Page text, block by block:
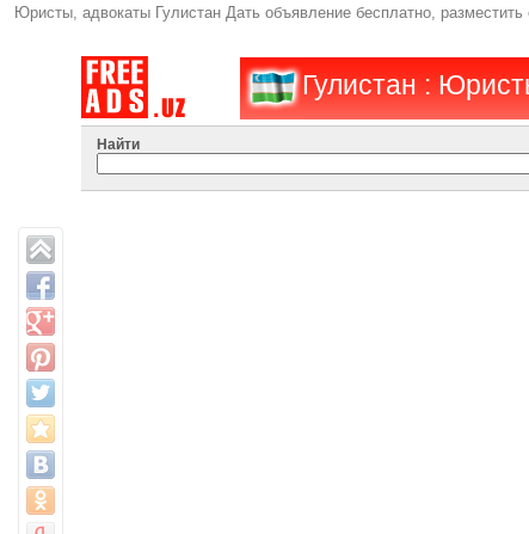
Юристы, адвокаты Гулистан Дать объявление бесплатно,
Гулистан :
Найти